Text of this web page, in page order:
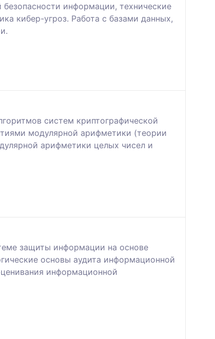
информации, технические
кибер-угроз. Работа с базами данных,
систем криптографической
модулярной арифметики (теории
арифметики целых чисел и
защиты информации на основе
основы аудита информационной
информационной